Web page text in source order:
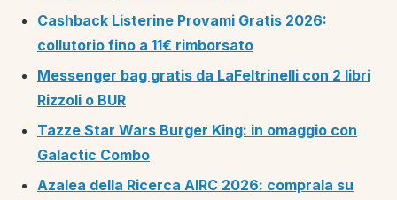
Cashback Listerine Provami Gratis 2026:
collutorio fino a 11€ rimborsato
Messenger bag gratis da LaFeltrinelli con 2 libri
Rizzoli o BUR
Tazze Star Wars Burger King: in omaggio con
Galactic Combo
Azalea della Ricerca AIRC 2026: comprala su